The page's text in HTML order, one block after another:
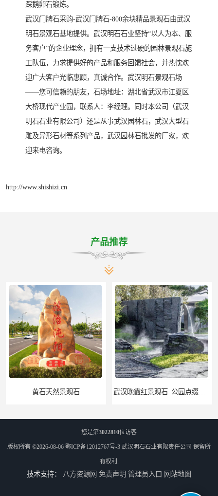
踩鹅卵石锻炼。
武汉门牌石采购-武汉门牌石-800余块精品景观石由武汉
明石景观石基地提供。武汉明石石业坚持“以人为本、服
务客户”的企业理念，拥有一支技术过硬的园林景观石施
工队伍，力求提供好的产品和服务回馈社会，并热忱欢
迎广大客户光临惠顾，真诚合作。武汉明石景观石场
——您可信赖的朋友，石场地址：湖北省武汉市江夏区
大桥现代产业园，联系人：李经理。同时本公司（武汉
明石石业有限公司）还是从事武汉园林石，武汉大型石
雕及异形石材等系列产品，武汉园林石批发的厂家，欢
迎来电咨询。
http://www.shishizi.cn
产品推荐
武汉晚霞红景观石_公园点缀石_3000吨黑山石矿山
您是第3022810位访客
版权所有 ©2026-08-06 鄂ICP备12012767号-3 武汉明石石业有限责任公司 保留所
有权利.
技术支持： 八方资源网 免责声明 管理员入口 网站地图